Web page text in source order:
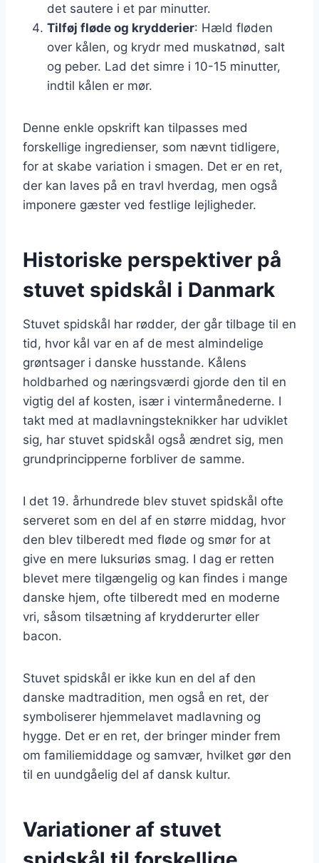
det sautere i et par minutter.
Tilføj fløde og krydderier: Hæld fløden
over kålen, og krydr med muskatnød, salt
og peber. Lad det simre i 10-15 minutter,
indtil kålen er mør.
Denne enkle opskrift kan tilpasses med
forskellige ingredienser, som nævnt tidligere,
for at skabe variation i smagen. Det er en ret,
der kan laves på en travl hverdag, men også
imponere gæster ved festlige lejligheder.
Historiske perspektiver på
stuvet spidskål i Danmark
Stuvet spidskål har rødder, der går tilbage til en
tid, hvor kål var en af de mest almindelige
grøntsager i danske husstande. Kålens
holdbarhed og næringsværdi gjorde den til en
vigtig del af kosten, især i vintermånederne. I
takt med at madlavningsteknikker har udviklet
sig, har stuvet spidskål også ændret sig, men
grundprincipperne forbliver de samme.
I det 19. århundrede blev stuvet spidskål ofte
serveret som en del af en større middag, hvor
den blev tilberedt med fløde og smør for at
give en mere luksuriøs smag. I dag er retten
blevet mere tilgængelig og kan findes i mange
danske hjem, ofte tilberedt med en moderne
vri, såsom tilsætning af krydderurter eller
bacon.
Stuvet spidskål er ikke kun en del af den
danske madtradition, men også en ret, der
symboliserer hjemmelavet madlavning og
hygge. Det er en ret, der bringer minder frem
om familiemiddage og samvær, hvilket gør den
til en uundgåelig del af dansk kultur.
Variationer af stuvet